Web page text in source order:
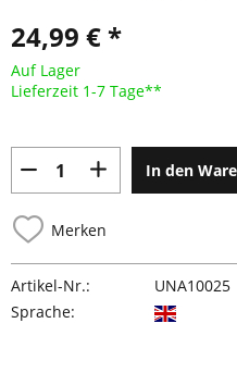
24,99 € *
Auf Lager
Lieferzeit 1-7 Tage**
In den
Merken
Artikel-Nr.:
UNA10025
Sprache: